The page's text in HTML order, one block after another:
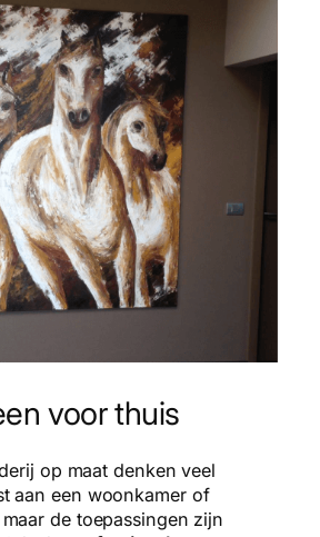
voor thuis
op maat denken veel
aan een woonkamer of
de toepassingen zijn